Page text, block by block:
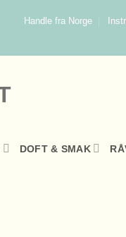
Handle fra Norge
DOFT & SMAK